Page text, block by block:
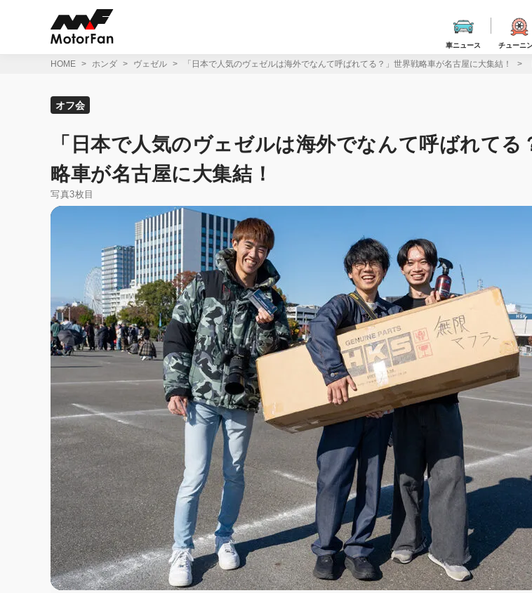
車ニュース チューニ
HOME ホンダ ヴェゼル 「日本で人気のヴェゼルは海外でなんて呼ばれてる？」世界戦略車が名古屋に大集結！
オフ会
「日本で人気のヴェゼルは海外でなんて呼ばれてる
略車が名古屋に大集結！
写真3枚目